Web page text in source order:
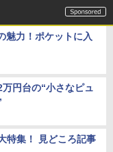
魅力！ポケットに入
円台の“小さなピュ
特集！ 見どころ記事